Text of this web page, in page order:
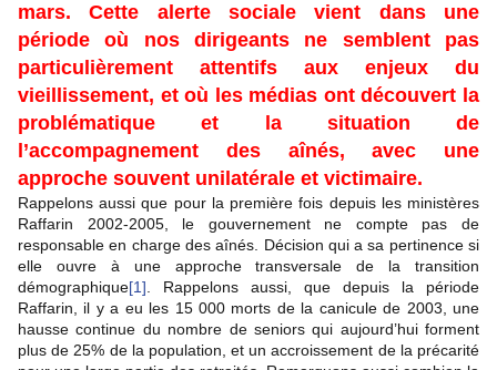
mars. Cette alerte sociale vient dans une
période où nos dirigeants ne semblent pas
particulièrement attentifs aux enjeux du
vieillissement, et où les médias ont découvert la
problématique et la situation de
l’accompagnement des aînés, avec une
approche souvent unilatérale et victimaire.
Rappelons aussi que pour la première fois depuis les ministères
Raffarin 2002-2005, le gouvernement ne compte pas de
responsable en charge des aînés. Décision qui a sa pertinence si
elle ouvre à une approche transversale de la transition
démographique[1] . Rappelons aussi, que depuis la période
Raffarin, il y a eu les 15 000 morts de la canicule de 2003, une
hausse continue du nombre de seniors qui aujourd’hui forment
plus de 25% de la population, et un accroissement de la précarité